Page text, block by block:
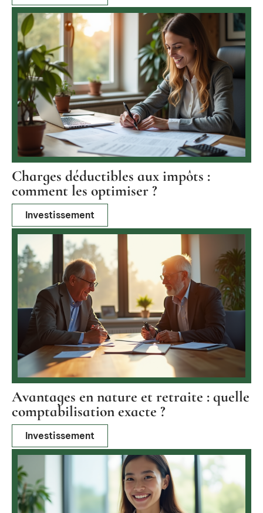
Charges déductibles aux impôts :
comment les optimiser ?
Investissement
Avantages en nature et retraite : quelle
comptabilisation exacte ?
Investissement